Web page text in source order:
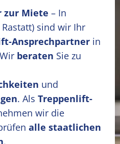
zur Miete – In
sind wir Ihr
Ansprechpartner in
beraten Sie zu
und
. Als Treppenlift-
wir die
alle staatlichen
.